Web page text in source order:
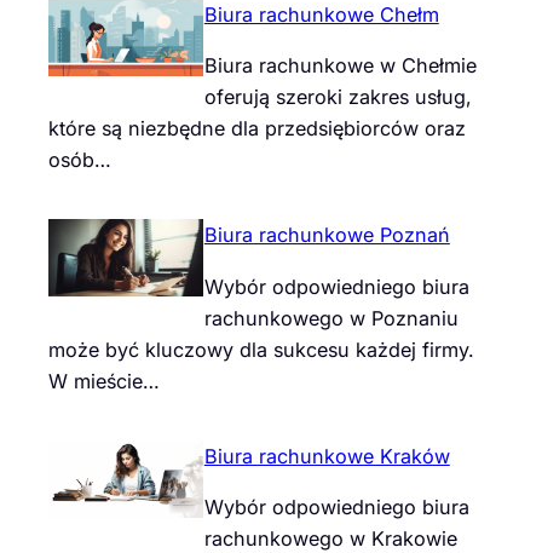
Biura rachunkowe Chełm
Biura rachunkowe w Chełmie
oferują szeroki zakres usług,
które są niezbędne dla przedsiębiorców oraz
osób…
Biura rachunkowe Poznań
Wybór odpowiedniego biura
rachunkowego w Poznaniu
może być kluczowy dla sukcesu każdej firmy.
W mieście…
Biura rachunkowe Kraków
Wybór odpowiedniego biura
rachunkowego w Krakowie